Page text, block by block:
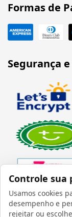
Controle sua
Usamos cookies
desempenho e
rejeitar ou
Formas de
Segurança
Verificada